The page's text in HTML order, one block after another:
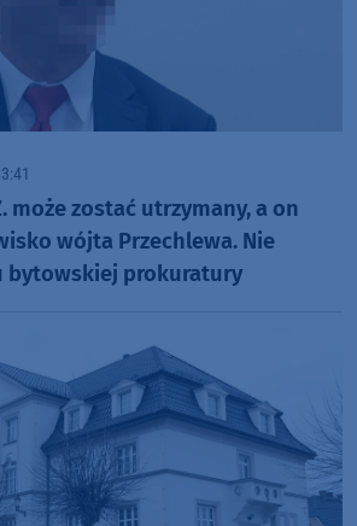
może zostać utrzymany, a on
wójta Przechlewa. Nie
bytowskiej prokuratury